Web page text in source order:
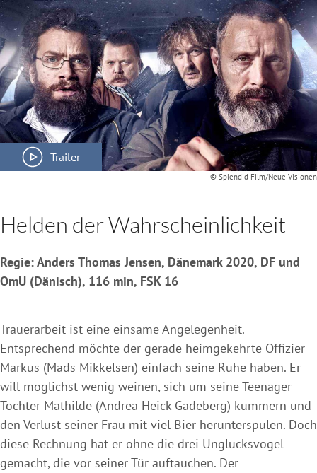
Trailer
© Splendid Film/Neue Visionen
Helden der Wahrscheinlichkeit
Regie: Anders Thomas Jensen, Dänemark 2020, DF und
OmU (Dänisch), 116 min, FSK 16
Trauerarbeit ist eine einsame Angelegenheit.
Entsprechend möchte der gerade heimgekehrte Offizier
Markus (Mads Mikkelsen) einfach seine Ruhe haben. Er
will möglichst wenig weinen, sich um seine Teenager-
Tochter Mathilde (Andrea Heick Gadeberg) kümmern und
den Verlust seiner Frau mit viel Bier herunterspülen. Doch
diese Rechnung hat er ohne die drei Unglücksvögel
gemacht, die vor seiner Tür auftauchen. Der